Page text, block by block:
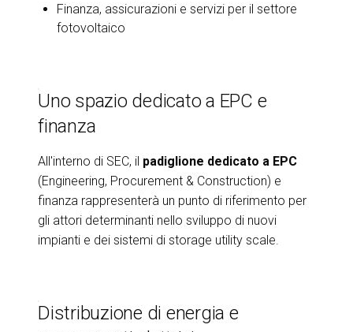
Finanza, assicurazioni e servizi per il settore
fotovoltaico
Uno spazio dedicato a EPC e
finanza
All'interno di SEC, il padiglione dedicato a EPC
(Engineering, Procurement & Construction) e
finanza rappresenterà un punto di riferimento per
gli attori determinanti nello sviluppo di nuovi
impianti e dei sistemi di storage utility scale.
Distribuzione di energia e